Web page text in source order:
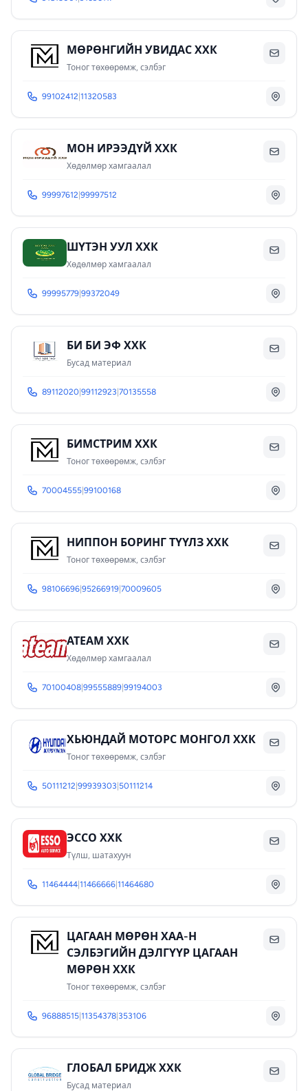
МӨРӨНГИЙН УВИДАС ХХК
Тоног төхөөрөмж, сэлбэг
99102412 11320583
МОН ИРЭЭДҮЙ ХХК
Хөдөлмөр хамгаалал
99997612 99997512
ШҮТЭН УУЛ ХХК
Хөдөлмөр хамгаалал
99995779 99372049
БИ БИ ЭФ ХХК
Бусад материал
89112020 99112923 70135558
БИМСТРИМ ХХК
Тоног төхөөрөмж, сэлбэг
70004555 99100168
НИППОН БОРИНГ ТҮҮЛЗ ХХК
Тоног төхөөрөмж, сэлбэг
98106696 95266919 70009605
АТЕАМ ХХК
Хөдөлмөр хамгаалал
70100408 99555889 99194003
ХЬЮНДАЙ МОТОРС МОНГОЛ ХХК
Тоног төхөөрөмж, сэлбэг
50111212 99939303 50111214
ЭССО ХХК
Түлш, шатахуун
11464444 11466666 11464680
ЦАГААН МӨΡӨΗ ХΑΑ-Η
СЭЛБЭГИЙН ДЭЛГҮҮР ЦАГААН
ΜӨΡӨΗ ХХК
Тоног төхөөрөмж, сэлбэг
96888515 11354378 353106
ГЛОБАЛ БРИДЖ ХХК
Бусад материал